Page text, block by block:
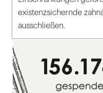
existenzsichernde
ausschließen.